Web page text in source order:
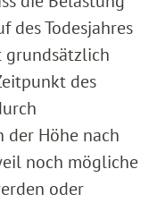
des Todesjahres
grundsätzlich
des
Höhe nach
noch mögliche
oder